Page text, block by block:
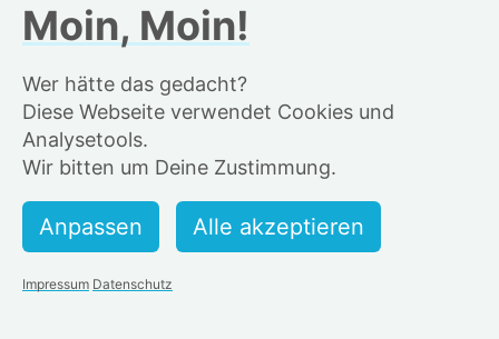
6
01:03:27 h
7
Hartmut Giesen
01:04:11 h
8
Marius Borchert 🦭
01:04:43 h
9
Zack Foster 📸✌️😎
01:05:05 h
10
Kazim Sarikaya
Moin, Moin!
Wer hätte das gedacht?
Diese Webseite verwendet Cookies und
Analysetools.
Wir bitten um Deine Zustimmung.
Impressum Datenschutz